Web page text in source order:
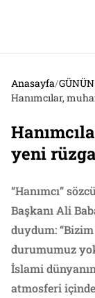
Anasayfa/
Hanımcılar,
yeni
“Hanımcı”
Başkanı Ali
duydum:
durumumuz
İslami
atmosferi